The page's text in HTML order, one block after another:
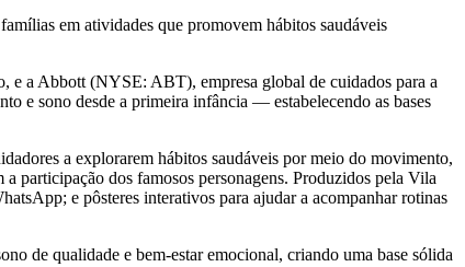
em atividades que promovem hábitos saudáveis
e a Abbott (NYSE: ABT), empresa global de cuidados para a
e sono desde a primeira infância — estabelecendo as bases
a explorarem hábitos saudáveis por meio do movimento,
participação dos famosos personagens. Produzidos pela Vila
e pôsteres interativos para ajudar a acompanhar rotinas
de qualidade e bem-estar emocional, criando uma base sólida